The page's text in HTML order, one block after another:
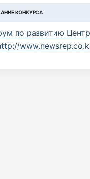
КОНКУРСА
по развитию